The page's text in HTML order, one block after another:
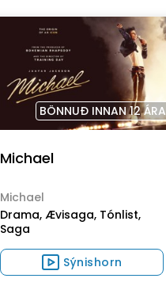
BÖNNUÐ INNAN 12 ÁRA
Michael
Michael
Drama, Ævisaga, Tónlist,
Saga
Sýnishorn